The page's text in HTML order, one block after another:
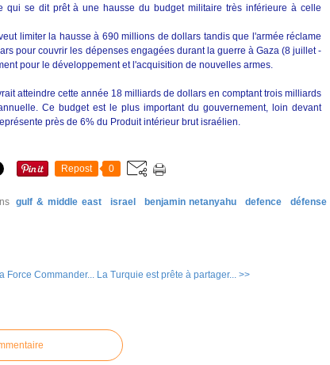
qui se dit prêt à une hausse du budget militaire très inférieure à celle
limiter la hausse à 690 millions de dollars tandis que l'armée réclame
pour couvrir les dépenses engagées durant la guerre à Gaza (8 juillet -
pour le développement et l'acquisition de nouvelles armes.
atteindre cette année 18 milliards de dollars en comptant trois milliards
Ce budget est le plus important du gouvernement, loin devant
près de 6% du Produit intérieur brut israélien.
Repost 0
gulf & middle east israel benjamin netanyahu defence
défense
Force Commander... La Turquie est prête à partager... >>